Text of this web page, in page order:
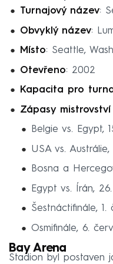
Turnajový název:
Obvyklý název:
Místo: Seattle,
Otevřeno: 2002
Kapacita pro
Zápasy
Belgie vs. Egypt,
USA vs. Austrálie,
Bosna a
Egypt vs. Írán,
Šestnáctifinále, 1.
Osmifinále, 6.
Bay Arena
Stadion byl postaven